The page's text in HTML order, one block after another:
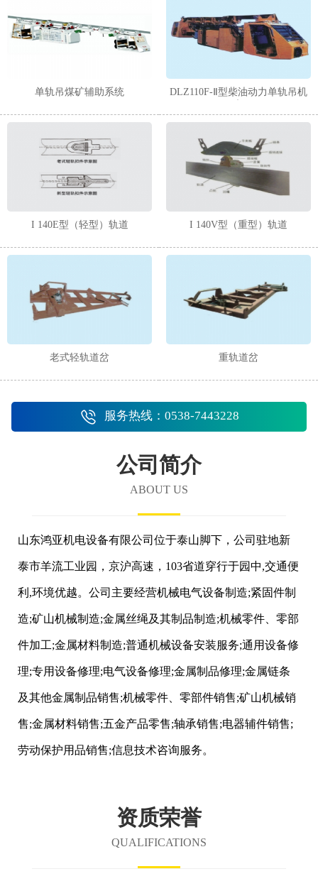
2
单轨吊煤矿辅助系统
DLZ110F-Ⅱ型柴油动力单轨吊机
I 140E型（轻型）轨道 I 140V型（重型）轨道
老式轻轨道岔 重轨道岔
服务热线：0538-7443228
公司简介
ABOUT US
山东鸿亚机电设备有限公司位于泰山脚下，公司驻地新
泰市羊流工业园，京沪高速，103省道穿行于园中,交通便
利,环境优越。公司主要经营机械电气设备制造;紧固件制
造;矿山机械制造;金属丝绳及其制品制造;机械零件、零部
件加工;金属材料制造;普通机械设备安装服务;通用设备修
理;专用设备修理;电气设备修理;金属制品修理;金属链条
及其他金属制品销售;机械零件、零部件销售;矿山机械销
售;金属材料销售;五金产品零售;轴承销售;电器辅件销售;
劳动保护用品销售;信息技术咨询服务。
资质荣誉
QUALIFICATIONS